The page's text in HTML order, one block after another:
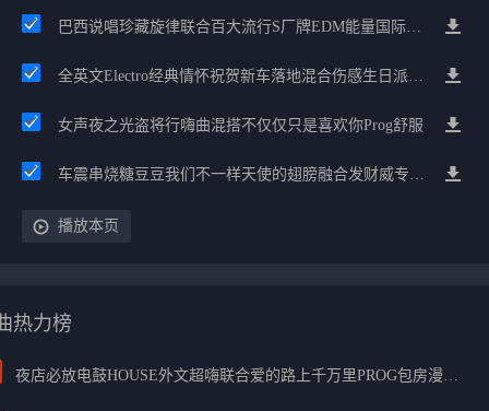
巴西说唱珍藏旋律联合百大流行S厂牌EDM能量国际电音串烧
全英文Electro经典情怀祝贺新车落地混合伤感生日派对中文Club串烧
女声夜之光盗将行嗨曲混搭不仅仅只是喜欢你Prog舒服
车震串烧糖豆豆我们不一样天使的翅膀融合发财威专属金边太空仓节奏
播放本页
热力榜
夜店必放电鼓HOUSE外文超嗨联合爱的路上千万里PROG包房漫步上头